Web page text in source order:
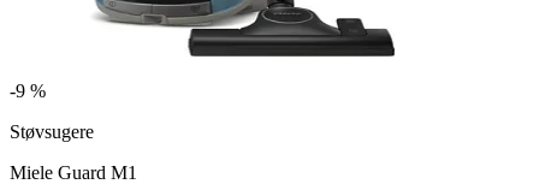
-9 %
Støvsugere
Miele Guard M1